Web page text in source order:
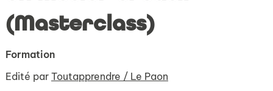
(Masterclass)
Formation
Edité par Toutapprendre / Le Paon